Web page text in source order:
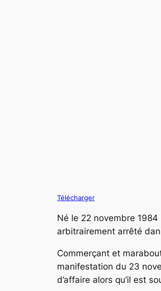
Télécharger
Né le 22 novembre
arbitrairement arrêté
Commerçant et
manifestation du 23
d’affaire alors qu’il est